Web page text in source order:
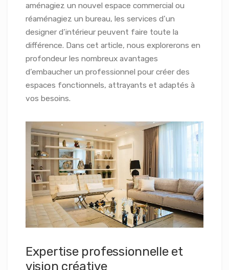
aménagiez un nouvel espace commercial ou
réaménagiez un bureau, les services d’un
designer d’intérieur peuvent faire toute la
différence. Dans cet article, nous explorerons en
profondeur les nombreux avantages
d’embaucher un professionnel pour créer des
espaces fonctionnels, attrayants et adaptés à
vos besoins.
Expertise professionnelle et
vision créative